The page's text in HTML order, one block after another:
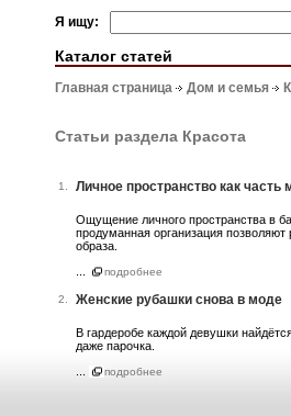
Я ищу:
Каталог статей
Главная страница Дом и семья
Статьи раздела Красота
1. Личное пространство как часть
Ощущение личного пространства в
продуманная организация
образа.
подробнее
2. Женские рубашки снова в моде
В гардеробе каждой девушки
даже парочка.
подробнее